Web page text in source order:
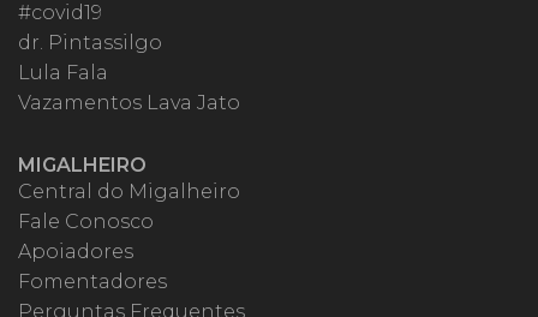
#covid19
dr. Pintassilgo
Lula Fala
Vazamentos Lava Jato
MIGALHEIRO
Central do Migalheiro
Fale Conosco
Apoiadores
Fomentadores
Perguntas Frequentes